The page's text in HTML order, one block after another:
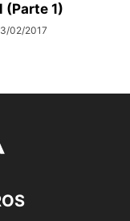
(Parte 1)
02/2017